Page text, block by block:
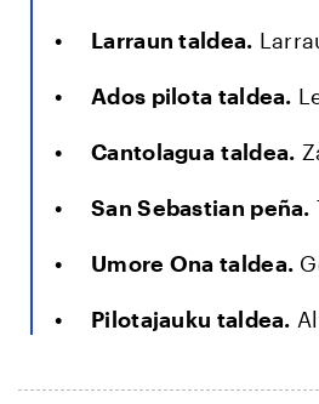
Larraun taldea.
Ados pilota taldea.
Cantolagua taldea.
San Sebastian peña.
Umore Ona taldea.
Pilotajauku taldea.